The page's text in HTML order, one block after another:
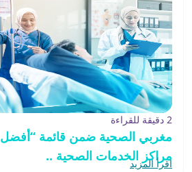
2 دقيقة للقراءة
مغربي الصحية ضمن قائمة “أفضل
مراكز الخدمات الصحية ..
اقرأ المزيد